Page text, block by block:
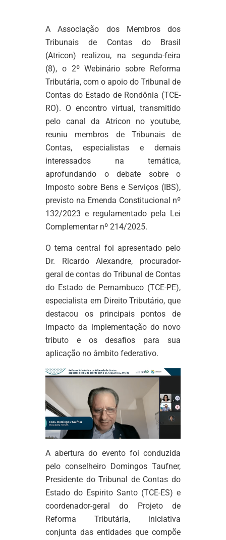
A Associação dos Membros dos
Tribunais de Contas do Brasil
(Atricon) realizou, na segunda-feira
(8), o 2º Webinário sobre Reforma
Tributária, com o apoio do Tribunal de
Contas do Estado de Rondônia (TCE-
RO). O encontro virtual, transmitido
pelo canal da Atricon no youtube,
reuniu membros de Tribunais de
Contas, especialistas e demais
interessados na temática,
aprofundando o debate sobre o
Imposto sobre Bens e Serviços (IBS),
previsto na Emenda Constitucional nº
132/2023 e regulamentado pela Lei
Complementar nº 214/2025.
O tema central foi apresentado pelo
Dr. Ricardo Alexandre, procurador-
geral de contas do Tribunal de Contas
do Estado de Pernambuco (TCE-PE),
especialista em Direito Tributário, que
destacou os principais pontos de
impacto da implementação do novo
tributo e os desafios para sua
aplicação no âmbito federativo.
A abertura do evento foi conduzida
pelo conselheiro Domingos Taufner,
Presidente do Tribunal de Contas do
Estado do Espirito Santo (TCE-ES) e
coordenador-geral do Projeto de
Reforma Tributária, iniciativa
conjunta das entidades que compõe